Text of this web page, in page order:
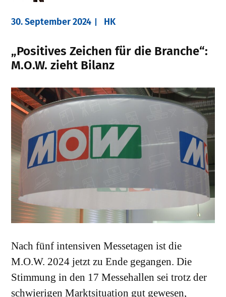
30. September 2024 HK
„Positives Zeichen für die Branche“:
M.O.W. zieht Bilanz
Nach fünf intensiven Messetagen ist die
M.O.W. 2024 jetzt zu Ende gegangen. Die
Stimmung in den 17 Messehallen sei trotz der
schwierigen Marktsituation gut gewesen,